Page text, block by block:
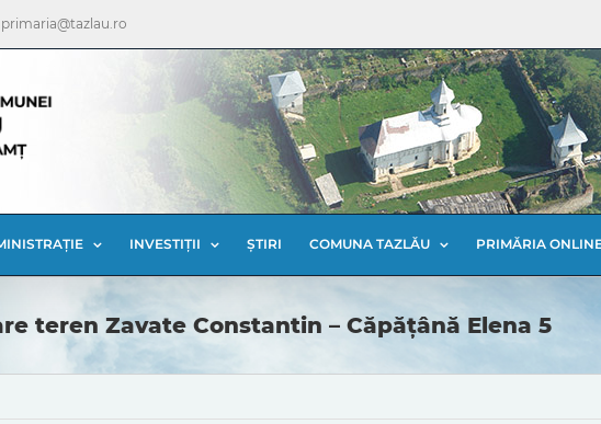
INVESTIȚII ȘTIRI COMUNA TAZLĂU PRIMĂRIA
teren Zavate Constantin – Căpățână Elena 5